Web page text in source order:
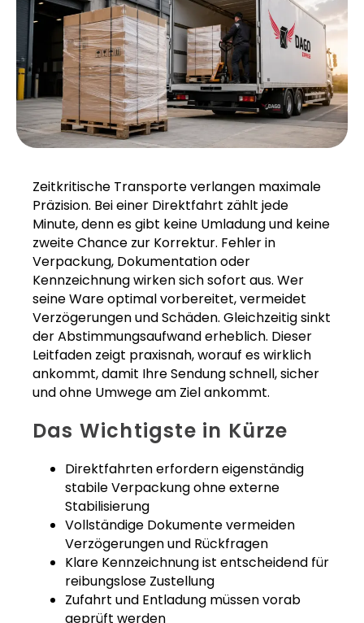
Zeitkritische Transporte verlangen maximale
Präzision. Bei einer Direktfahrt zählt jede
Minute, denn es gibt keine Umladung und keine
zweite Chance zur Korrektur. Fehler in
Verpackung, Dokumentation oder
Kennzeichnung wirken sich sofort aus. Wer
seine Ware optimal vorbereitet, vermeidet
Verzögerungen und Schäden. Gleichzeitig sinkt
der Abstimmungsaufwand erheblich. Dieser
Leitfaden zeigt praxisnah, worauf es wirklich
ankommt, damit Ihre Sendung schnell, sicher
und ohne Umwege am Ziel ankommt.
Das Wichtigste in Kürze
Direktfahrten erfordern eigenständig
stabile Verpackung ohne externe
Stabilisierung
Vollständige Dokumente vermeiden
Verzögerungen und Rückfragen
Klare Kennzeichnung ist entscheidend für
reibungslose Zustellung
Zufahrt und Entladung müssen vorab
geprüft werden